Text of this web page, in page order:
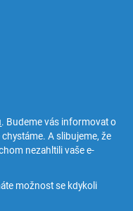
. Budeme vás informovat o
A slibujeme, že
nezahltili vaše e-
možnost se kdykoli